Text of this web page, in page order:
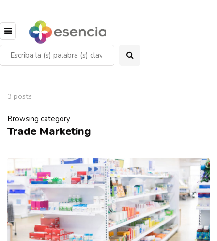
3 posts
Browsing category
Trade Marketing